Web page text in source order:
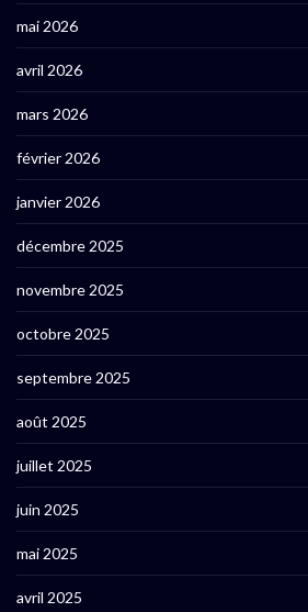
mai 2026
avril 2026
mars 2026
février 2026
janvier 2026
décembre 2025
novembre 2025
octobre 2025
septembre 2025
août 2025
juillet 2025
juin 2025
mai 2025
avril 2025